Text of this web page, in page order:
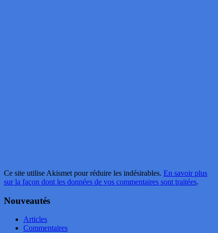
Ce site utilise Akismet pour réduire les indésirables. En savoir plus
sur la façon dont les données de vos commentaires sont traitées.
Nouveautés
Articles
Commentaires